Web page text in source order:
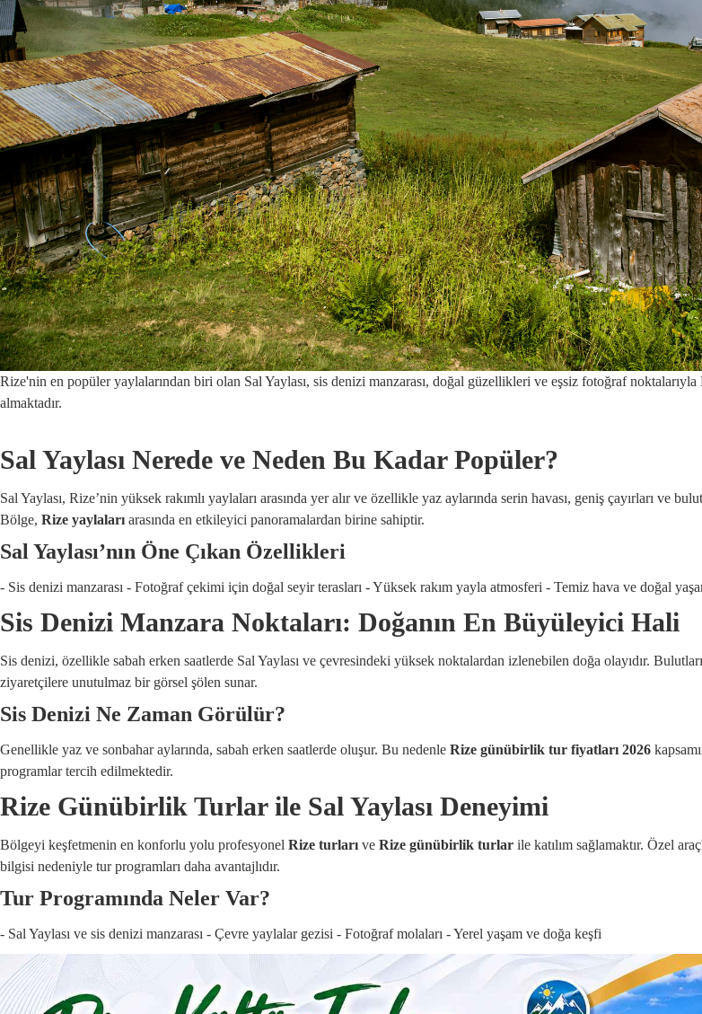
Rize'nin en popüler yaylalarından biri olan Sal Yaylası, sis denizi manzarası, doğal güzellikleri ve eşsiz fotoğraf noktalarıyla
almaktadır.
Sal Yaylası Nerede ve Neden Bu Kadar Popüler?
Sal Yaylası, Rize’nin yüksek rakımlı yaylaları arasında yer alır ve özellikle yaz aylarında serin havası, geniş çayırları ve
Bölge, Rize yaylaları arasında en etkileyici panoramalardan birine sahiptir.
Sal Yaylası’nın Öne Çıkan Özellikleri
- Sis denizi manzarası - Fotoğraf çekimi için doğal seyir terasları - Yüksek rakım yayla atmosferi - Temiz hava ve doğal
Sis Denizi Manzara Noktaları: Doğanın En Büyüleyici Hali
Sis denizi, özellikle sabah erken saatlerde Sal Yaylası ve çevresindeki yüksek noktalardan izlenebilen doğa olayıdır.
ziyaretçilere unutulmaz bir görsel şölen sunar.
Sis Denizi Ne Zaman Görülür?
Genellikle yaz ve sonbahar aylarında, sabah erken saatlerde oluşur. Bu nedenle Rize günübirlik tur fiyatları 2026
programlar tercih edilmektedir.
Rize Günübirlik Turlar ile Sal Yaylası Deneyimi
Bölgeyi keşfetmenin en konforlu yolu profesyonel Rize turları ve Rize günübirlik turlar ile katılım sağlamaktır. Özel
bilgisi nedeniyle tur programları daha avantajlıdır.
Tur Programında Neler Var?
- Sal Yaylası ve sis denizi manzarası - Çevre yaylalar gezisi - Fotoğraf molaları - Yerel yaşam ve doğa keşfi